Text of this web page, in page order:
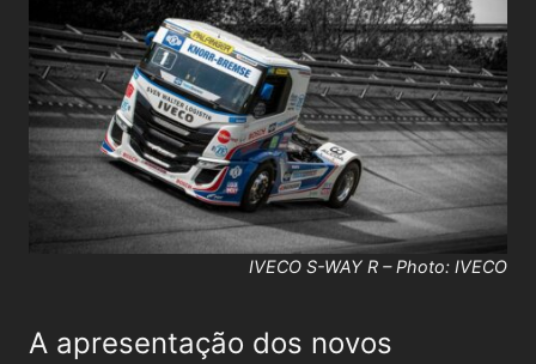
IVECO S-WAY R – Photo: IVECO
A apresentação dos novos